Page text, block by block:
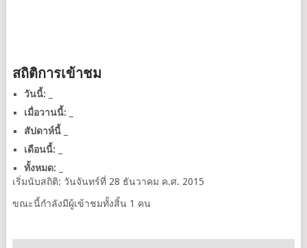
สถิติการเข้าชม
วันนี้:
เมื่อวานนี้:
สัปดาห์นี้
เดือนนี้:
ทั้งหมด:
เริ่มนับสถิติ: วันจันทร์ที่ 28 ธันวาคม ค.ศ. 2015
ขณะนี้กำลังมีผู้เข้าชมทั้งสิ้น 1 คน